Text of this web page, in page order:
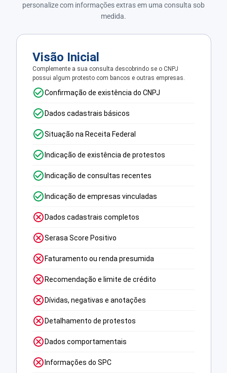
personalize com informações extras em uma consulta sob
medida.
Visão Inicial
Complemente a sua consulta descobrindo se o CNPJ
possui algum protesto com bancos e outras empresas.
Confirmação de existência do CNPJ
Dados cadastrais básicos
Situação na Receita Federal
Indicação de existência de protestos
Indicação de consultas recentes
Indicação de empresas vinculadas
Dados cadastrais completos
Serasa Score Positivo
Faturamento ou renda presumida
Recomendação e limite de crédito
Dívidas, negativas e anotações
Detalhamento de protestos
Dados comportamentais
Informações do SPC